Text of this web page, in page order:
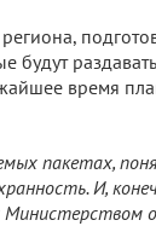
будут
время
пакетах,
И,
Министерством